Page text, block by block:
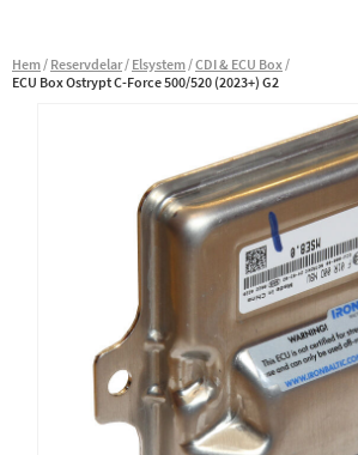
Hem Reservdelar Elsystem CDI & ECU Box
ECU Box Ostrypt C-Force 500/520 (2023+) G2